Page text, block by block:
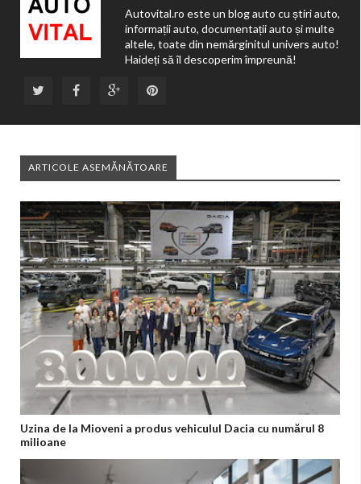
Autovital.ro este un blog auto cu știri auto,
informații auto, documentații auto și multe
altele, toate din nemărginitul univers auto!
Haideți să îl descoperim împreună!
ARTICOLE ASEMĂNĂTOARE
Uzina de la Mioveni a produs vehiculul Dacia cu numărul 8
milioane